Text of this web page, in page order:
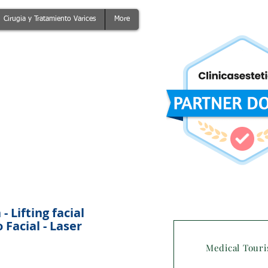
Cirugia y Tratamiento Varices More
- Lifting facial
- Laser
Medical